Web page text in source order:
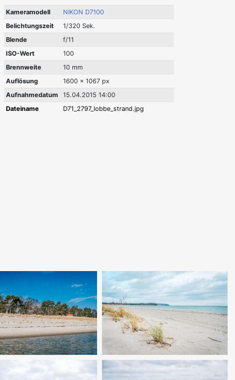
Kameramodell
NIKON D7100
Belichtungszeit
1/320 Sek.
Blende
f/11
ISO-Wert
100
Brennweite
10 mm
Auflösung
1600 x 1067 px
Aufnahmedatum
15.04.2015 14:00
Dateiname
D71_2797_lobbe_strand.jpg